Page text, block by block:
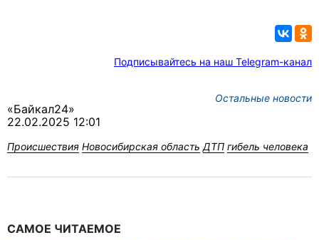
Подписывайтесь на наш Telegram-канал
Остальные новости
«Байкал24»
22.02.2025 12:01
Происшествия Новосибирская область ДТП гибель человека
САМОЕ ЧИТАЕМОЕ